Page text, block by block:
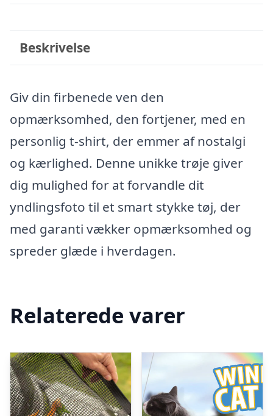
Beskrivelse
Giv din firbenede ven den
opmærksomhed, den fortjener, med en
personlig t-shirt, der emmer af nostalgi
og kærlighed. Denne unikke trøje giver
dig mulighed for at forvandle dit
yndlingsfoto til et smart stykke tøj, der
med garanti vækker opmærksomhed og
spreder glæde i hverdagen.
Relaterede varer